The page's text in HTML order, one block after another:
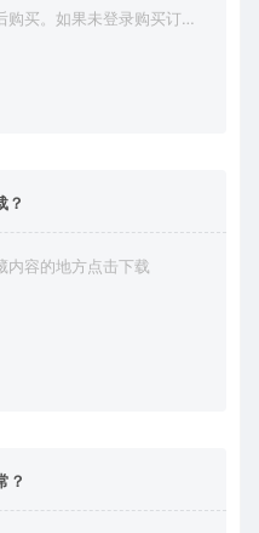
买。如果未登录购买订单
？
内容的地方点击下载
？